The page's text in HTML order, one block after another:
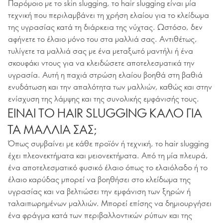
Παρόμοιο με το skin slugging, το hair slugging είναι μία
τεχνική που περιλαμβάνει τη χρήση ελαίου για το κλείδωμα
της υγρασίας κατά τη διάρκεια της νύχτας. Ωστόσο, δεν
αφήνετε το έλαιο μόνο του στα μαλλιά σας. Αντιθέτως,
τυλίγετε τα μαλλιά σας με ένα μεταξωτό μαντήλι ή ένα
σκουφάκι ντους για να κλειδώσετε αποτελεσματικά την
υγρασία. Αυτή η παχιά στρώση ελαίου βοηθά στη βαθιά
ενυδάτωση και την απαλότητα των μαλλιών, καθώς και στην
ενίσχυση της λάμψης και της συνολικής εμφάνισής τους.
ΕΙΝΑΙ ΤΟ HAIR SLUGGING ΚΑΛΟ ΓΙΑ
ΤΑ ΜΑΛΛΙΑ ΣΑΣ;
Όπως συμβαίνει με κάθε προϊόν ή τεχνική, το hair slugging
έχει πλεονεκτήματα και μειονεκτήματα. Από τη μία πλευρά,
ένα αποτελεσματικό φυσικό έλαιο όπως το ελαιόλαδο ή το
έλαιο καρύδας μπορεί να βοηθήσει στο κλείδωμα της
υγρασίας και να βελτιώσει την εμφάνιση των ξηρών ή
ταλαιπωρημένων μαλλιών. Μπορεί επίσης να δημιουργήσει
ένα φράγμα κατά των περιβαλλοντικών ρύπων και της